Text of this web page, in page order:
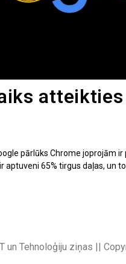
atteikties
pārlūks Chrome joprojām ir
65% tirgus daļas, un
un Tehnoloģiju ziņas ||